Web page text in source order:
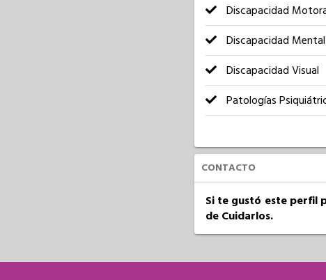
Discapacidad
Discapacidad Mental
Discapacidad Visual
Patologías
CONTACTO
Si te gustó este perfil
de Cuidarlos.